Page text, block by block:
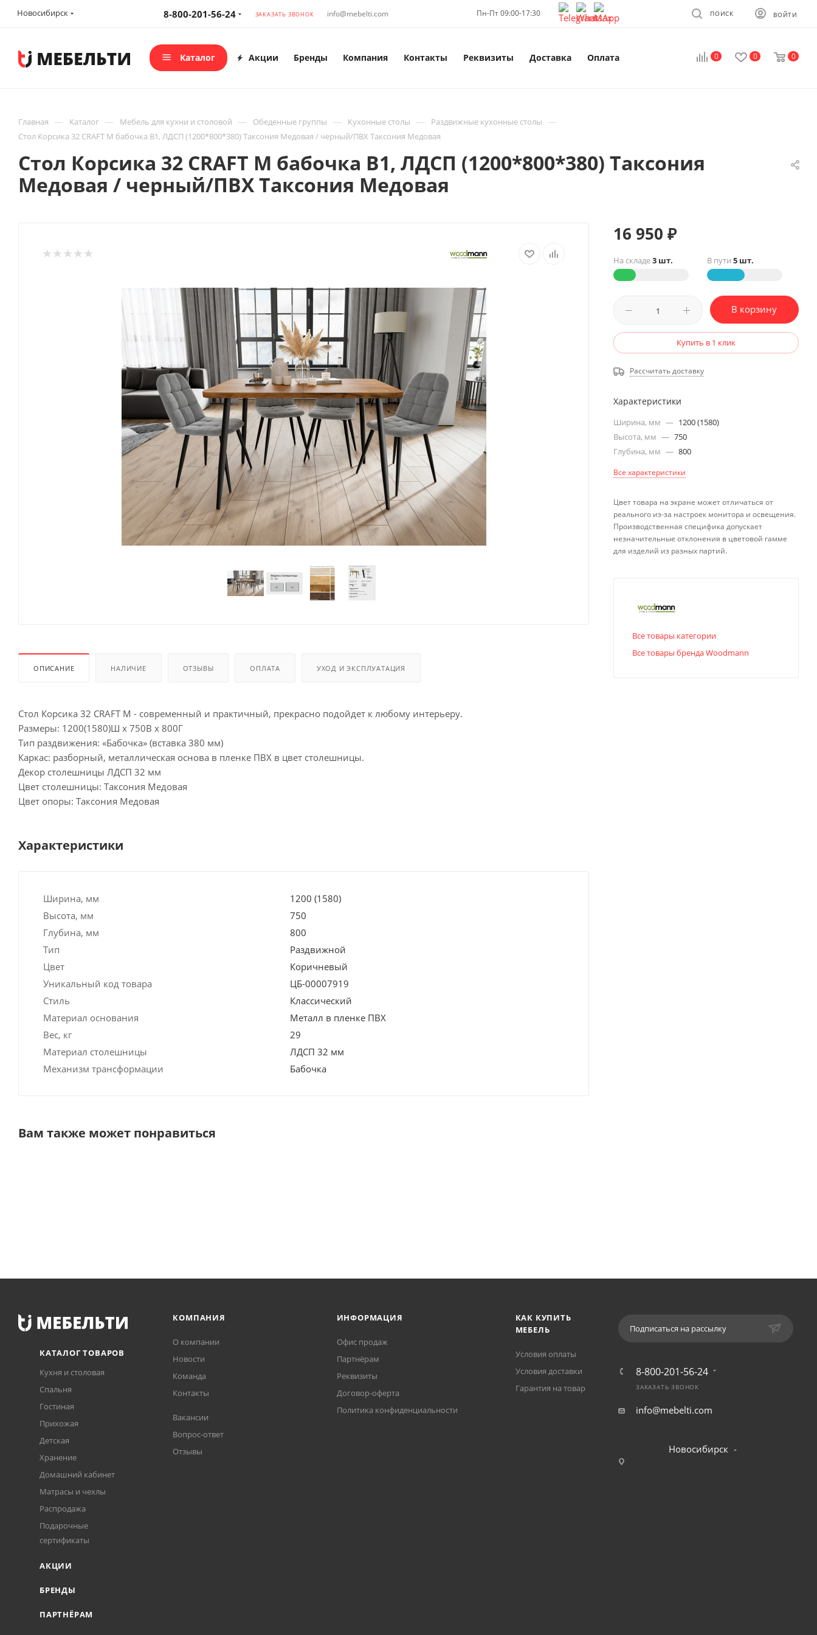
Новосибирск 8-800-201-56-24 ЗАКАЗАТЬ ЗВОНОК info@mebelti.com Пн-Пт 09:00-17:30 ВОЙТИ
ПОИСК
0 0 0
Каталог Акции Бренды Компания Контакты Реквизиты Доставка Оплата
Главная — Каталог — Мебель для кухни и столовой — Обеденные группы — Кухонные столы — Раздвижные кухонные столы —
Стол Корсика 32 CRAFT М бабочка В1, ЛДСП (1200*800*380) Таксония Медовая / черный/ПВХ Таксония Медовая
Стол Корсика 32 CRAFT М бабочка В1, ЛДСП (1200*800*380) Таксония
Медовая / черный/ПВХ Таксония Медовая
ОПИСАНИЕ НАЛИЧИЕ ОТЗЫВЫ ОПЛАТА УХОД И ЭКСПЛУАТАЦИЯ
Стол Корсика 32 CRAFT М - современный и практичный, прекрасно подойдет к любому интерьеру.
Размеры: 1200(1580)Ш х 750В х 800Г
Тип раздвижения: «Бабочка» (вставка 380 мм)
Каркас: разборный, металлическая основа в пленке ПВХ в цвет столешницы.
Декор столешницы ЛДСП 32 мм
Цвет столешницы: Таксония Медовая
Цвет опоры: Таксония Медовая
Характеристики
Ширина, мм
1200 (1580)
Высота, мм
750
Глубина, мм
800
Тип
Раздвижной
Цвет
Коричневый
Уникальный код товара
ЦБ-00007919
Стиль
Классический
Материал основания
Металл в пленке ПВХ
Вес, кг
29
Материал столешницы
ЛДСП 32 мм
Механизм трансформации
Бабочка
Вам также может понравиться
16 950 ₽
На складе3 шт. В пути 5 шт.
В корзину
Купить в 1 клик
Рассчитать доставку
Характеристики
Ширина, мм — 1200 (1580)
Высота, мм — 750
Глубина, мм — 800
Все характеристики
Цвет товара на экране может отличаться от
реального из-за настроек монитора и освещения.
Производственная специфика допускает
незначительные отклонения в цветовой гамме
для изделий из разных партий.
Все товары категории
Все товары бренда Woodmann
КАТАЛОГ ТОВАРОВ
Кухня и столовая
Спальня
Гостиная
Прихожая
Детская
Хранение
Домашний кабинет
Матрасы и чехлы
Распродажа
Подарочные
сертификаты
АКЦИИ
БРЕНДЫ
ПАРТНЁРАМ
КОМПАНИЯ
О компании
Новости
Команда
Контакты
Вакансии
Вопрос-ответ
Отзывы
ИНФОРМАЦИЯ
Офис продаж
Партнёрам
Реквизиты
Договор-оферта
Политика конфиденциальности
КАК КУПИТЬ
МЕБЕЛЬ
Условия оплаты
Условия доставки
Гарантия на товар
Подписаться на рассылку
8-800-201-56-24
ЗАКАЗАТЬ ЗВОНОК
info@mebelti.com
Новосибирск